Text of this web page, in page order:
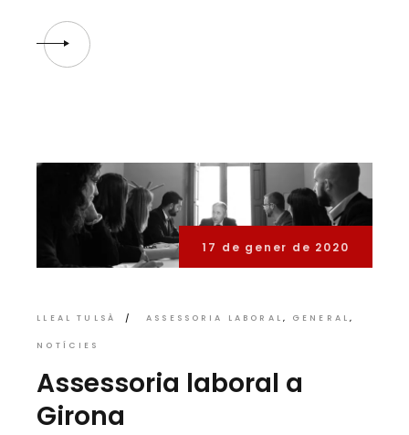
17 de gener de 2020
LLEAL TULSÀ ASSESSORIA LABORAL GENERAL
NOTÍCIES
Assessoria laboral a
Girona